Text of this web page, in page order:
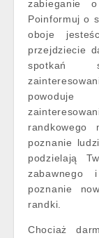
zabieganie
Poinformuj o
oboje
przejdziecie
spotkań
powoduje
randkowego
poznanie
podzielają
zabawnego
poznanie
randki.
Chociaż